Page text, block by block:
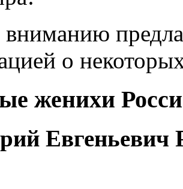
о
женихи
Евгеньевич